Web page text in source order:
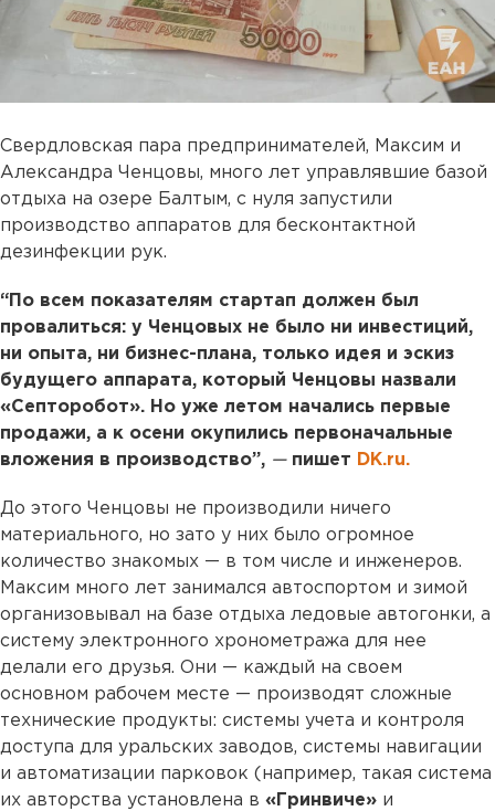
Свердловская пара предпринимателей, Максим и
Александра Ченцовы, много лет управлявшие базой
отдыха на озере Балтым, с нуля запустили
производство аппаратов для бесконтактной
дезинфекции рук.
“По всем показателям стартап должен был
провалиться: у Ченцовых не было ни инвестиций,
ни опыта, ни бизнес-плана, только идея и эскиз
будущего аппарата, который Ченцовы назвали
«Септоробот». Но уже летом начались первые
продажи, а к осени окупились первоначальные
вложения в производство”, —пишет DK.ru.
До этого Ченцовы не производили ничего
материального, но зато у них было огромное
количество знакомых — в том числе и инженеров.
Максим много лет занимался автоспортом и зимой
организовывал на базе отдыха ледовые автогонки, а
систему электронного хронометража для нее
делали его друзья. Они — каждый на своем
основном рабочем месте — производят сложные
технические продукты: системы учета и контроля
доступа для уральских заводов, системы навигации
и автоматизации парковок (например, такая система
их авторства установлена в «Гринвиче» и